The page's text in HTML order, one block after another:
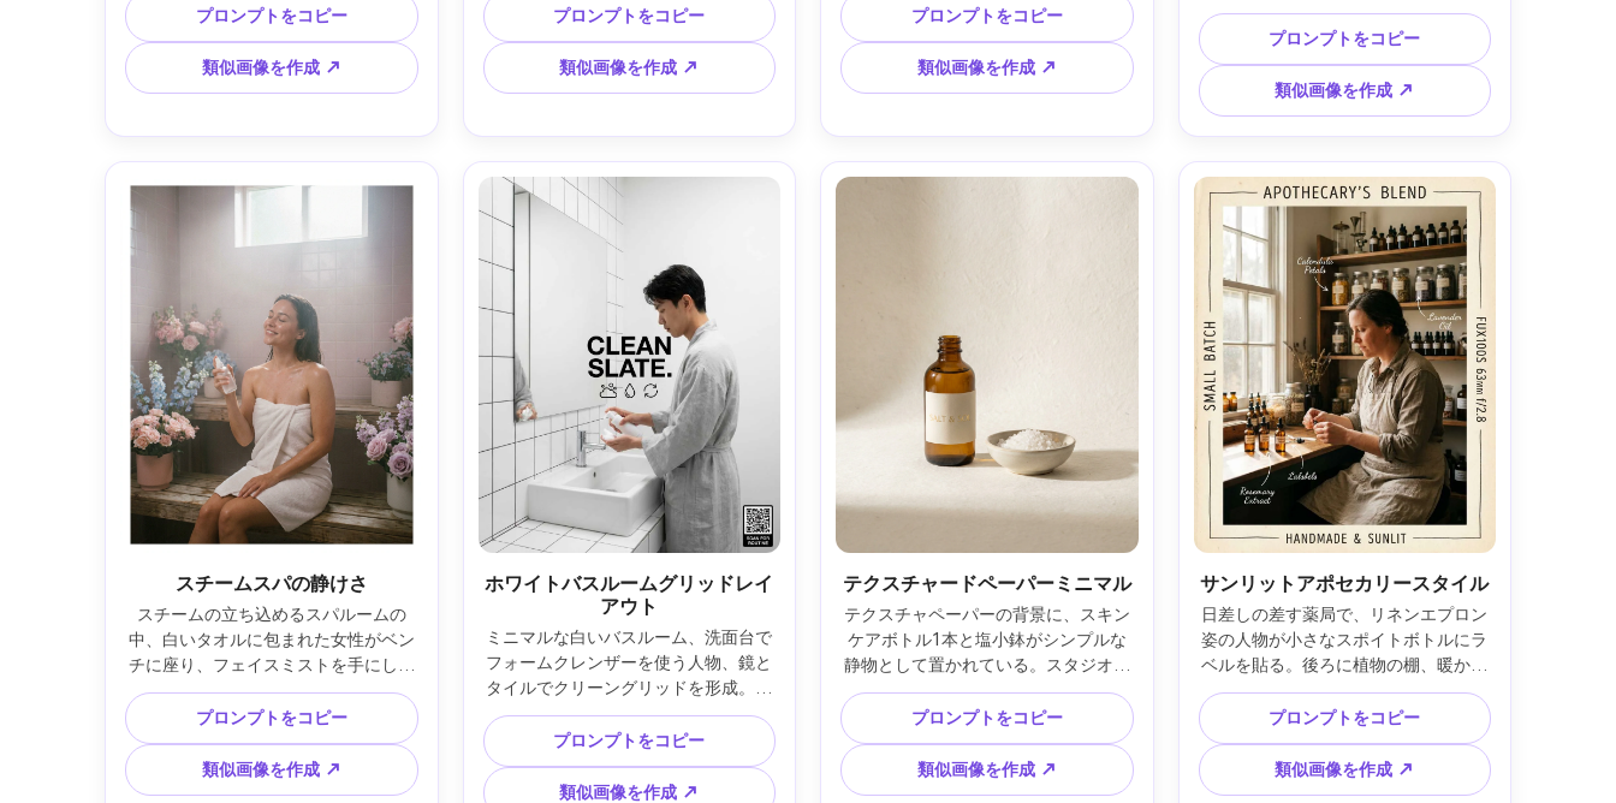
る。エレガントなニュートラル背景、
スタジオストロボ＋大型ソフトボック
スと控えめなリム光、Sony A1 85mm
f/1.8、目線のクローズアップ、高級感
ルなアイコン、写実的な毛穴と柔らか
な小じわを自然に保持、シャープフォ
ーカス、印刷用ポスター構成、柔らか
プロンプトをコピー
類似画像を作成 ↗
トップスタイリング、上からの柔らか
い日差しと穏やかな影、Canon 5D
Mark IV 35mm、真上からのコラージュ
構成、破れた紙端やラベルコールアウ
ー、高解像度、クリアなタイポグラフ
ィ階層、印刷対応ポスター —ar 4:5
プロンプトをコピー
類似画像を作成 ↗
な日光と柔らかなリムライト、Nikon
D850 50mm f/1.8、タイトなポートレ
ートクロップ、上部は3ステップルー
ティン用見出しスペース、クリーンな
な肌質、高級キャンペーンルック、ポ
スターレイアウト —ar 4:5
プロンプトをコピー
類似画像を作成 ↗
反射、暖かいランプの灯りと柔らかな
照明、Sony A7R V 90mmマクロ、浅い
被写界深度、センターヒーロー商品・
金箔タイポグラフィ用余白、控えめな
グラデーション背景、リアルなハイラ
イトと影、シャープなフォーカス、プ
レミアムな印刷ポスタースタイリング
—ar 4:5
プロンプトをコピー
類似画像を作成 ↗
スチームスパの静けさ
スチームの立ち込めるスパルームの
中、白いタオルに包まれた女性がベン
チに座り、フェイスミストを手にして
穏やかな表情。柔らかな体積光、
Canon EOS R6 35mm f/1.8、上部スペ
ースは落ち着いた見出し用、花柄パス
テルカラー調、やわらかな粒状感でレ
トロなフィルム風仕上げ、自然な肌
プロンプトをコピー
類似画像を作成 ↗
ホワイトバスルームグリッドレイ
アウト
ミニマルな白いバスルーム、洗面台で
フォームクレンザーを使う人物、鏡と
タイルでクリーングリッドを形成。明
るく均一な照明に控えめな影の輪郭、
Sony A7IV 28mm f/2、広角ポートレー
ト構図、タイポグラフィ中心のポスタ
ーレイアウトに太字タイトル・3つの
プロンプトをコピー
類似画像を作成 ↗
テクスチャードペーパーミニマル
テクスチャペーパーの背景に、スキン
ケアボトル1本と塩小鉢がシンプルな
静物として置かれている。スタジオの
卓上撮影のような柔らかなサイドライ
ト、Nikon Z8 85mm f/2.8、中央構図
と広い余白、ミニマルな金箔タイポグ
ラフィ見出し、控えめな色合い、自然
な影、鮮明なエッジ、プレミアムポス
プロンプトをコピー
類似画像を作成 ↗
サンリットアポセカリースタイル
日差しの差す薬局で、リネンエプロン
姿の人物が小さなスポイトボトルにラ
ベルを貼る。後ろに植物の棚、暖かい
窓辺の光と柔らかな埃の舞う空間、
Fujifilm GFX100S 63mm f/2.8、ミディ
アムポートレート、成分コールアウト
と控えめなボーダー付きポスター構
成、センスの良い手書き風タイポグラ
プロンプトをコピー
類似画像を作成 ↗